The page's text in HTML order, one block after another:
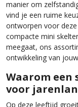
manier om
vind je een ruime
ontworpen voor
compacte mini
meegaat, ons
ontwikkeling van
Waarom
voor
Op deze leeftijd